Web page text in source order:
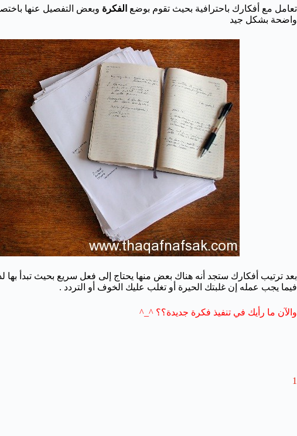
تعامل مع أفكارك باحترافية بحيث تقوم بوضع الفكرة وبعض التفصيل عنها
واضحة بشكل جيد
بعد ترتيب أفكارك ستجد أنه هناك بعض منها يحتاج إلى فعل سريع بحيث تبدأ
فيما يجب عمله إن غلبتك الحيرة أو تغلب عليك الخوف أو التردد .
والآن ما رأيك في تنفيذ فكرة جديدة؟؟ ^_^
1